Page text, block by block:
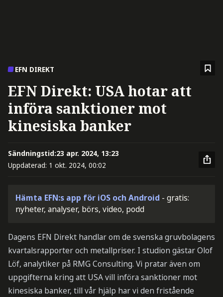
EFN DIREKT
EFN Direkt: USA hotar att
införa sanktioner mot
kinesiska banker
Sändningstid:23 apr. 2024, 13:23
Uppdaterad: 1 okt. 2024, 00:02
Hämta EFN:s app för iOS och Android - gratis:
nyheter, analyser, börs, video, podd
Dagens EFN Direkt handlar om de svenska gruvbolagens
kvartalsrapporter och metallpriser. I studion gästar Olof
Löf, analytiker på RMG Consulting. Vi pratar även om
uppgifterna kring att USA vill införa sanktioner mot
kinesiska banker, till vår hjälp har vi den fristående